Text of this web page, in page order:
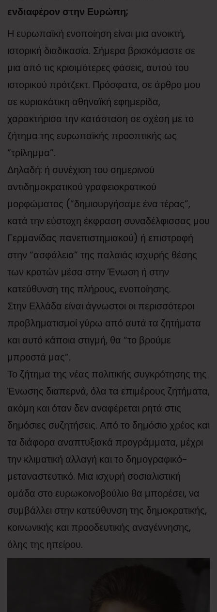
ενδιαφέρον στην Ευρώπη;
Η ευρωπαϊκή ενοποίηση είναι μια ανοικτή,
ιστορική διαδικασία. Σήμερα βρισκόμαστε σε
μια από τις κρισιμότερες φάσεις, αυτού του
ιστορικού πρότζεκτ. Πρόσφατα, σε άρθρο μου
σε κυριακάτικη αθηναϊκή εφημερίδα,
χαρακτήρισα την κατάσταση σε σχέση με το
ζήτημα της ευρωπαϊκής προοπτικής ως
“τρίλημμα”.
Δηλαδή: ή συνέχιση του σημερινού
αντιδημοκρατικού γραφειοκρατικού
μορφώματος (“δημιουργήσαμε ένα τέρας”,
κατά την εύστοχη έκφραση συναδέλφισσας μου
Γερμανίδας πανεπιστημιακού) ή επιστροφή
στην “ασφάλεια” της παλαιάς ισχυρής θέσης
των κρατών μέσα στην Ένωση ή στην
κατεύθυνση της πλήρους, ενοποίησης.
Στην Ελλάδα είναι άγνωστοι οι περισσότεροι
προβληματισμοί γύρω από αυτά τα ζητήματα
και αυτό κάποια στιγμή, θα “το βρούμε
μπροστά μας”.
Το ζήτημα της νέας πολιτικής συγκρότησης της
Ένωσης διαπερνά, όλα τα επιμέρους ζητήματα,
ακόμη και όταν δεν αναφέρεται ρητά στις
δημόσιες συζητήσεις. Από το δημόσιο χρέος και
τα διάφορα αναπτυξιακά προγράμματα, μέχρι
την κλιματική αλλαγή και το δημογραφικό-
μεταναστευτικό. Μια ισχυρή σοσιαλιστική
ομάδα στο ευρωκοινοβούλιο θα μπορέσει, να
συμβάλλει στην κατεύθυνση της δημοκρατικής,
κοινωνικής και προοδευτικής αναγέννησης,
όλης της ηπείρου.